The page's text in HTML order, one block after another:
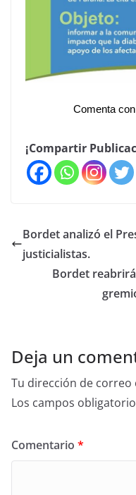
Comenta
¡Compartir
Bordet analizó el
justicialistas.
Bordet
Deja un
Tu dirección de
Los campos
Comentario *